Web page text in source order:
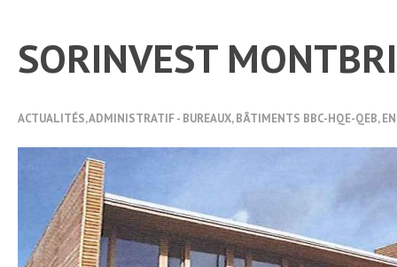
SORINVEST
ACTUALITÉS,ADMINISTRATIF - BUREAUX,BÂTIMENTS BBC-HQE-QEB,